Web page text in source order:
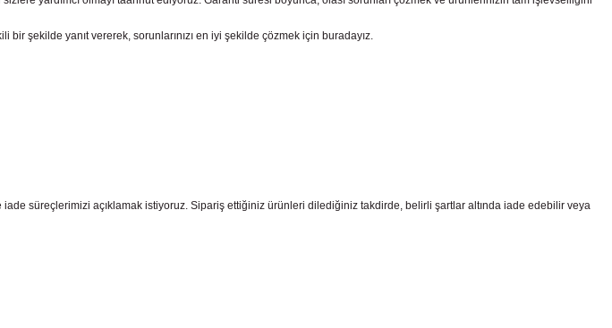
şekilde yanıt vererek, sorunlarınızı en iyi şekilde çözmek için buradayız.
süreçlerimizi açıklamak istiyoruz. Sipariş ettiğiniz ürünleri dilediğiniz takdirde, belirli şartlar altında iade edebilir veya